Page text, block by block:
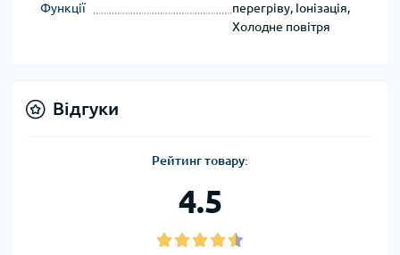
Функції
перегріву, Іонізація,
Холодне повітря
Відгуки
Рейтинг товару:
4.5